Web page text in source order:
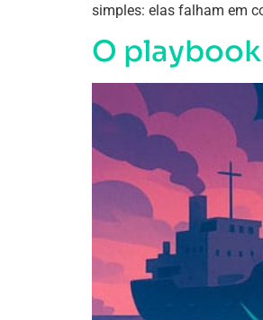
simples: elas falham em
O